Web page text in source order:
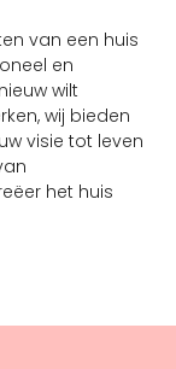
van een huis
en
wilt
wij bieden
visie tot leven
het huis